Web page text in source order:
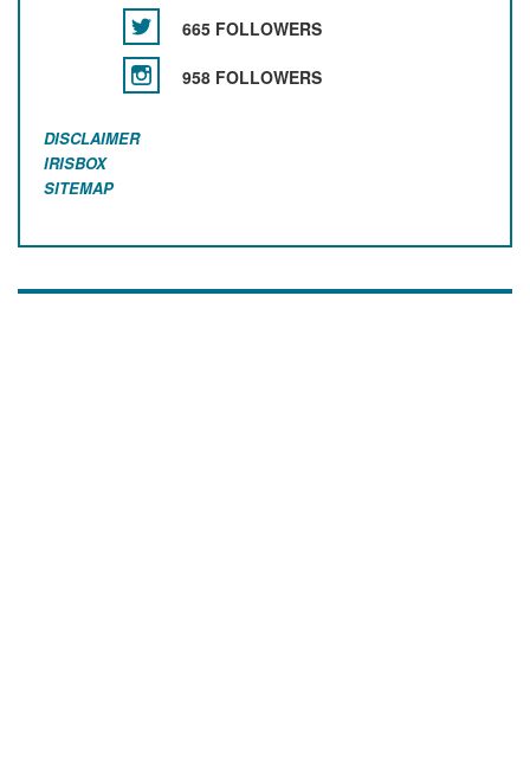
665 FOLLOWERS
958 FOLLOWERS
DISCLAIMER
IRISBOX
SITEMAP